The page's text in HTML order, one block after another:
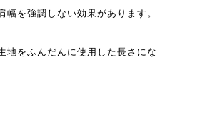
を強調しない効果があります。
地をふんだんに使用した長さにな